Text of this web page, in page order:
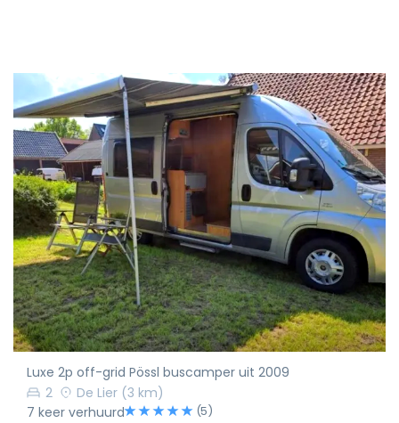
Luxe 2p off-grid Pössl buscamper uit 2009
2
De Lier (3 km)
7 keer verhuurd
(5)